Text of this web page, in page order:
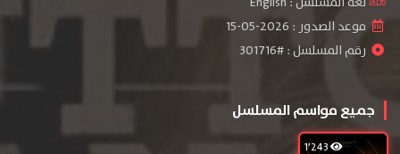
موعد الصدور : 2026-05-15
رقم المسلسل : #301716
جميع مواسم المسلسل